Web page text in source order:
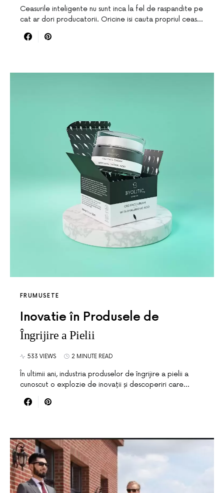
Ceasurile inteligente nu sunt inca la fel de raspandite pe
cat ar dori producatorii. Oricine isi cauta propriul ceas…
FRUMUSETE
Inovatie în Produsele de
Îngrijire a Pielii
533 VIEWS 2 MINUTE READ
În ultimii ani, industria produselor de îngrijire a pielii a
cunoscut o explozie de inovații și descoperiri care…